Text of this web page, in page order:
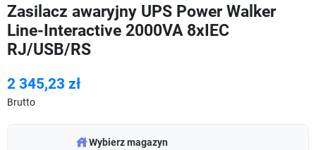
Zasilacz awaryjny UPS Power Walker
Line-Interactive 2000VA 8xIEC
RJ/USB/RS
2 345,23 zł
Brutto
warehouseWybierz magazyn